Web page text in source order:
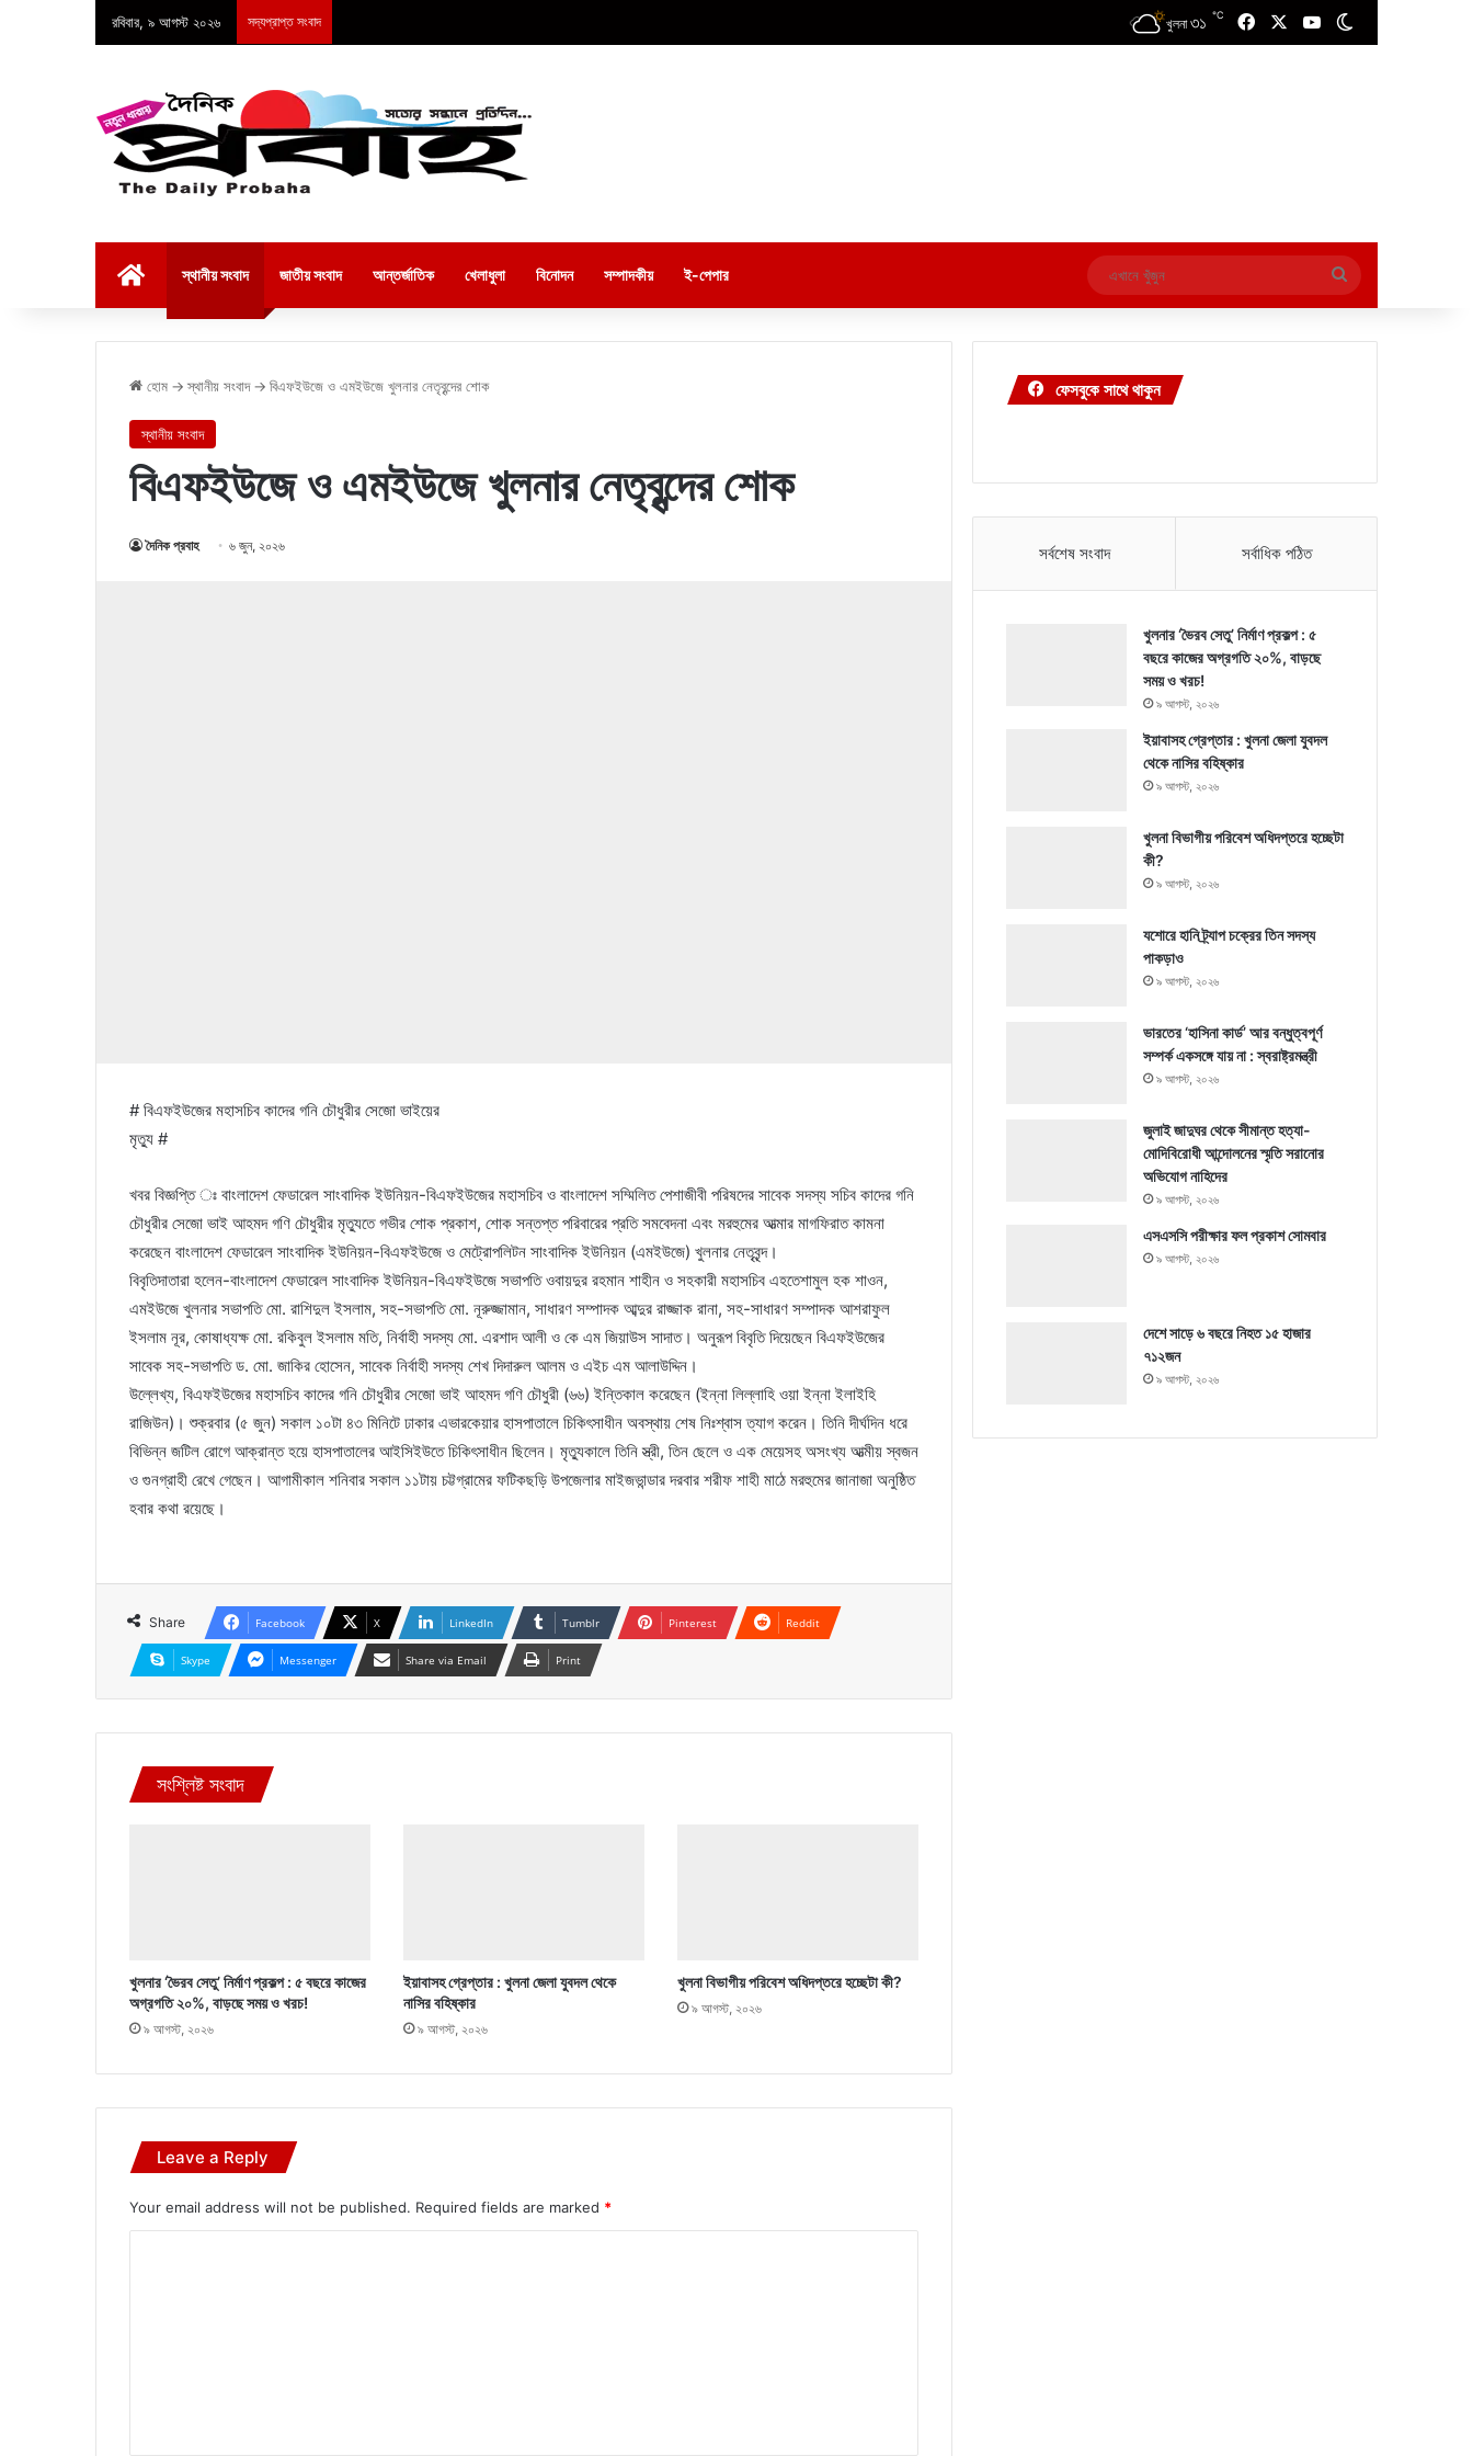
রবিবার, ৯ আগস্ট ২০২৬ সদ্যপ্রাপ্ত সংবাদ খুলনা ৩১ ℃ FacebookYouTube
স্থানীয় সংবাদ জাতীয় সংবাদ আন্তর্জাতিক খেলাধুলা বিনোদন সম্পাদকীয় ই-পেপার
এখানে
খুঁজুন
হোম → স্থানীয় সংবাদ → বিএফইউজে ও এমইউজে খুলনার নেতৃবৃন্দের শোক
স্থানীয় সংবাদ
বিএফইউজে ও এমইউজে খুলনার নেতৃবৃন্দের শোক
দৈনিক প্রবাহ ৬ জুন, ২০২৬
# বিএফইউজের মহাসচিব কাদের গনি চৌধুরীর সেজো ভাইয়ের
মৃত্যু #
খবর বিজ্ঞপ্তি ঃ বাংলাদেশ ফেডারেল সাংবাদিক ইউনিয়ন-বিএফইউজের মহাসচিব ও বাংলাদেশ সম্মিলিত পেশাজীবী পরিষদের সাবেক সদস্য সচিব কাদের গনি
চৌধুরীর সেজো ভাই আহমদ গণি চৌধুরীর মৃত্যুতে গভীর শোক প্রকাশ, শোক সন্তপ্ত পরিবারের প্রতি সমবেদনা এবং মরহুমের আত্মার মাগফিরাত কামনা
করেছেন বাংলাদেশ ফেডারেল সাংবাদিক ইউনিয়ন-বিএফইউজে ও মেট্রোপলিটন সাংবাদিক ইউনিয়ন (এমইউজে) খুলনার নেতৃবৃন্দ।
বিবৃতিদাতারা হলেন-বাংলাদেশ ফেডারেল সাংবাদিক ইউনিয়ন-বিএফইউজে সভাপতি ওবায়দুর রহমান শাহীন ও সহকারী মহাসচিব এহতেশামুল হক শাওন,
এমইউজে খুলনার সভাপতি মো. রাশিদুল ইসলাম, সহ-সভাপতি মো. নূরুজ্জামান, সাধারণ সম্পাদক আব্দুর রাজ্জাক রানা, সহ-সাধারণ সম্পাদক আশরাফুল
ইসলাম নূর, কোষাধ্যক্ষ মো. রকিবুল ইসলাম মতি, নির্বাহী সদস্য মো. এরশাদ আলী ও কে এম জিয়াউস সাদাত। অনুরূপ বিবৃতি দিয়েছেন বিএফইউজের
সাবেক সহ-সভাপতি ড. মো. জাকির হোসেন, সাবেক নির্বাহী সদস্য শেখ দিদারুল আলম ও এইচ এম আলাউদ্দিন।
উল্লেখ্য, বিএফইউজের মহাসচিব কাদের গনি চৌধুরীর সেজো ভাই আহমদ গণি চৌধুরী (৬৬) ইন্তিকাল করেছেন (ইন্না লিল্লাহি ওয়া ইন্না ইলাইহি
রাজিউন)। শুক্রবার (৫ জুন) সকাল ১০টা ৪৩ মিনিটে ঢাকার এভারকেয়ার হাসপাতালে চিকিৎসাধীন অবস্থায় শেষ নিঃশ্বাস ত্যাগ করেন। তিনি দীর্ঘদিন ধরে
বিভিন্ন জটিল রোগে আক্রান্ত হয়ে হাসপাতালের আইসিইউতে চিকিৎসাধীন ছিলেন। মৃত্যুকালে তিনি স্ত্রী, তিন ছেলে ও এক মেয়েসহ অসংখ্য আত্মীয় স্বজন
ও গুনগ্রাহী রেখে গেছেন। আগামীকাল শনিবার সকাল ১১টায় চট্টগ্রামের ফটিকছড়ি উপজেলার মাইজভান্ডার দরবার শরীফ শাহী মাঠে মরহুমের জানাজা অনুষ্ঠিত
হবার কথা রয়েছে।
Share Facebook X LinkedIn Tumblr Pinterest Reddit
Skype Messenger Share via Email Print
সংশ্লিষ্ট সংবাদ
খুলনার ‘ভৈরব সেতু’ নির্মাণ প্রকল্প : ৫ বছরে কাজের
অগ্রগতি ২০%, বাড়ছে সময় ও খরচ!
৯ আগস্ট, ২০২৬
ইয়াবাসহ গ্রেপ্তার : খুলনা জেলা যুবদল থেকে
নাসির বহিষ্কার
৯ আগস্ট, ২০২৬
খুলনা বিভাগীয় পরিবেশ অধিদপ্তরে হচ্ছেটা কী?
৯ আগস্ট, ২০২৬
Leave a Reply
Your email address will not be published. Required fields are marked *
ফেসবুকে সাথে থাকুন
সর্বশেষ সংবাদ সর্বাধিক পঠিত
খুলনার ‘ভৈরব সেতু’ নির্মাণ প্রকল্প : ৫
বছরে কাজের অগ্রগতি ২০%, বাড়ছে
সময় ও খরচ!
৯ আগস্ট, ২০২৬
ইয়াবাসহ গ্রেপ্তার : খুলনা জেলা যুবদল
থেকে নাসির বহিষ্কার
৯ আগস্ট, ২০২৬
খুলনা বিভাগীয় পরিবেশ অধিদপ্তরে হচ্ছেটা
কী?
৯ আগস্ট, ২০২৬
যশোরে হানি ট্র্যাপ চক্রের তিন সদস্য
পাকড়াও
৯ আগস্ট, ২০২৬
ভারতের ‘হাসিনা কার্ড’ আর বন্ধুত্বপূর্ণ
সম্পর্ক একসঙ্গে যায় না : স্বরাষ্ট্রমন্ত্রী
৯ আগস্ট, ২০২৬
জুলাই জাদুঘর থেকে সীমান্ত হত্যা-
মোদিবিরোধী আন্দোলনের স্মৃতি সরানোর
অভিযোগ নাহিদের
৯ আগস্ট, ২০২৬
এসএসসি পরীক্ষার ফল প্রকাশ সোমবার
৯ আগস্ট, ২০২৬
দেশে সাড়ে ৬ বছরে নিহত ১৫ হাজার
৭১২জন
৯ আগস্ট, ২০২৬